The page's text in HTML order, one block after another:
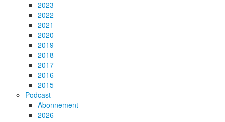
2023
2022
2021
2020
2019
2018
2017
2016
2015
Podcast
Abonnement
2026